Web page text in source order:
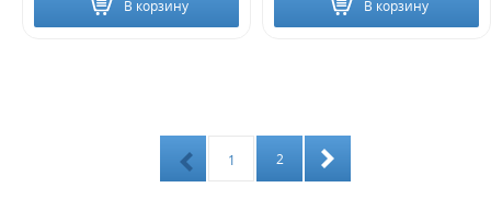
В корзину В корзину
1 2